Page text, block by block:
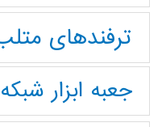
ترفندهای
جعبه ابزار